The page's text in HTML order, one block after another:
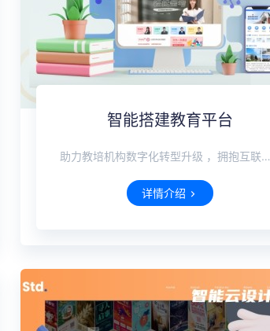
智能搭建教育平台
助力教培机构数字化转型升级 ，拥抱互联网，教育全场景多渠道的推广、营销，可获得更多流量。
详情介绍